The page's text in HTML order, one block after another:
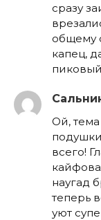
сразу
общему
капец,
Ой,
всего!
наугад
теперь
уют